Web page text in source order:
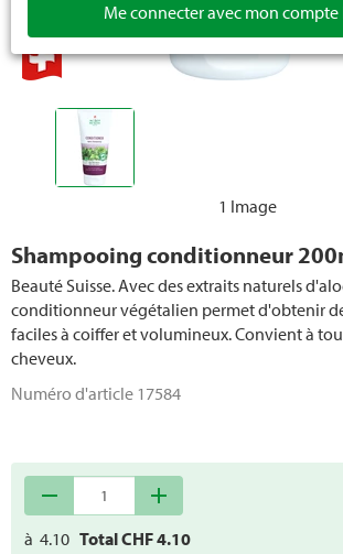
1 Image
Shampooing conditionneur
Beauté Suisse. Avec des extraits naturels
conditionneur végétalien permet d'obtenir
faciles à coiffer et volumineux. Convient à
cheveux.
Numéro d'article 17584
remove add
à 4.10 Total CHF4.10
Soins bébé
Protection hygiénique
Hygiène intime femme
Incontinence
Papier toilette
Articles en ouate et en papier
Appareils des soins du corps
Me connecter avec mon compte